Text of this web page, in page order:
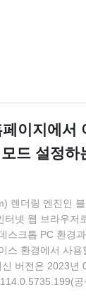
이지에서
드 설정하
렌더링 엔진인 블
넷 웹 브라우저
스크톱 PC 환경과
스 환경에서 사용
버전은 2023년
공